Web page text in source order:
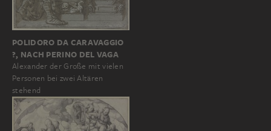
POLIDORO DA CARAVAGGIO
?, NACH PERINO DEL VAGA
Alexander der Große mit vielen
Personen bei zwei Altären
stehend